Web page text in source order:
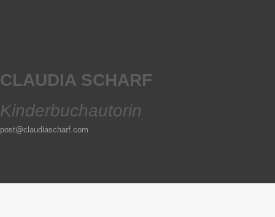
CLAUDIA SCHARF
Kinderbuchautorin
post@claudiascharf.com